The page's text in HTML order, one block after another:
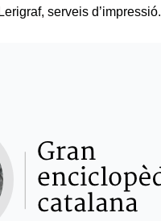
serveis d’impressió.